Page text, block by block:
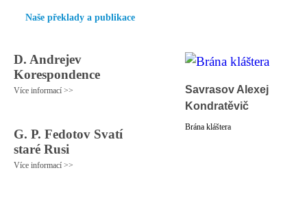
Naše překlady a publikace
D. Andrejev
Korespondence
Více informací >>
G. P. Fedotov Svatí
staré Rusi
Více informací >>
Savrasov Alexej
Kondratěvič
Brána kláštera